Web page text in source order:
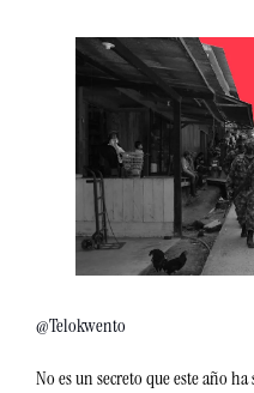
@Telokwento
No es un secreto que este año